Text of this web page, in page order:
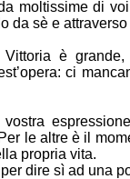
moltissime di
da sè e
è
ci
le altre è il
propria vita.
dire sì ad una